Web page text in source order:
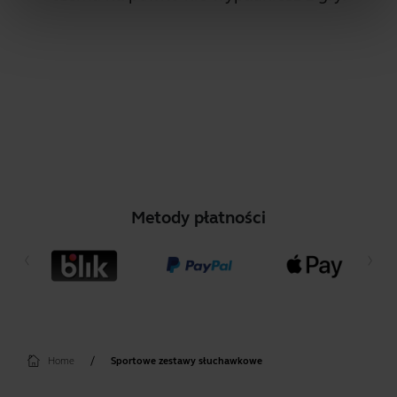
Metody płatności
Home Sportowe zestawy słuchawkowe